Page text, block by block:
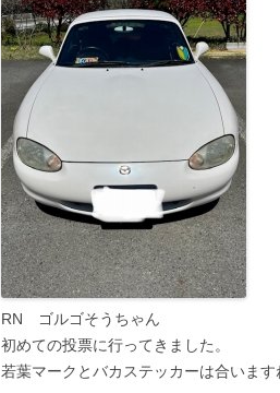
RN ゴルゴそうちゃん
初めての投票に行ってきました。
若葉マークとバカステッカーは合います